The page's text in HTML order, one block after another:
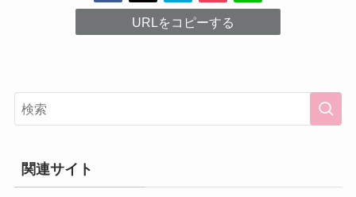
URLをコピーする
関連サイト